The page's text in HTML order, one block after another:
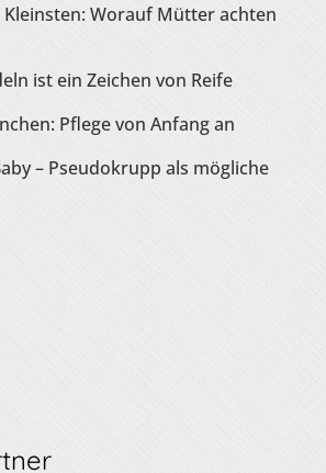
Worauf Mütter achten
ist ein Zeichen von Reife
Pflege von Anfang an
– Pseudokrupp als mögliche